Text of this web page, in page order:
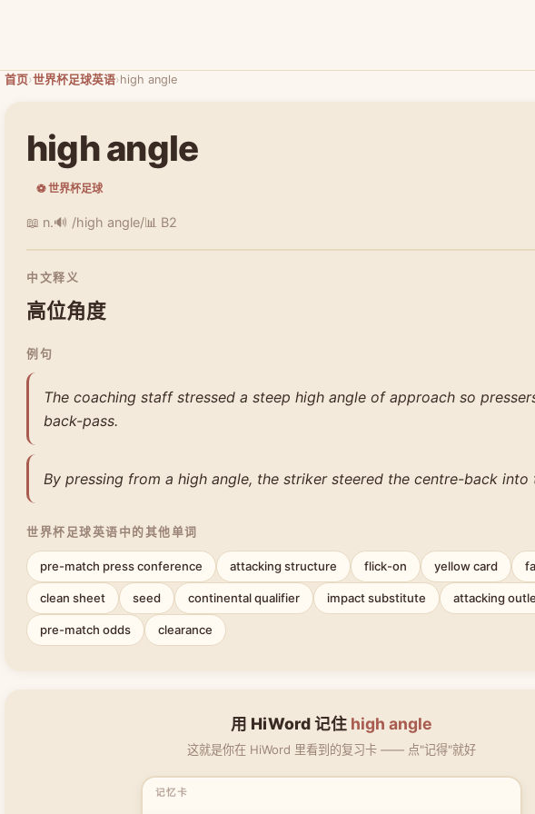
首页›世界杯足球英语›high angle
high angle
⚽ 世界杯足球
📖 n.🔊 /high angle/📊 B2
中文释义
高位角度
例句
The coaching staff stressed a steep high angle of approach so
back-pass.
By pressing from a high angle, the striker steered the centre-back into
世界杯足球英语中的其他单词
pre-match press conference attacking structure flick-on yellow card
clean sheet seed continental qualifier impact substitute attacking
pre-match odds clearance
用 HiWord 记住 high angle
这就是你在 HiWord 里看到的复习卡 —— 点"记得"就好